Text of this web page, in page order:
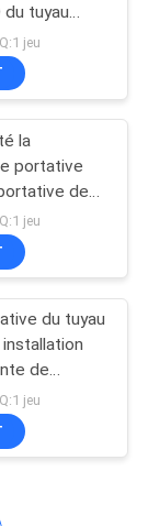
de
du tuyau
monté le
de Splict
jeu
la
portative
de
jeu
du tuyau
de
jeu